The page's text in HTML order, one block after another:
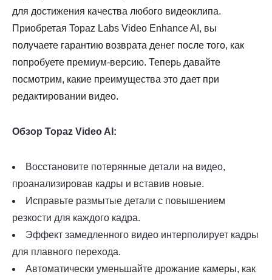
для достижения качества любого видеоклипа.
Приобретая Topaz Labs Video Enhance AI, вы
получаете гарантию возврата денег после того, как
попробуете премиум-версию. Теперь давайте
посмотрим, какие преимущества это дает при
редактировании видео.
Обзор Topaz Video AI:
Восстановите потерянные детали на видео,
проанализировав кадры и вставив новые.
Исправьте размытые детали с повышением
резкости для каждого кадра.
Эффект замедленного видео интерполирует кадры
для плавного перехода.
Автоматически уменьшайте дрожание камеры, как